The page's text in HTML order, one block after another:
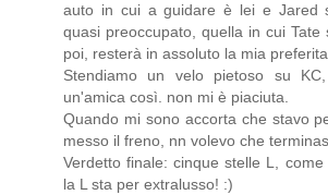
auto in cui a guidare è lei e Jared
quasi preoccupato, quella in cui Tate
poi, resterà in assoluto la mia
Stendiamo un velo pietoso su
un'amica così. non mi è piaciuta.
Quando mi sono accorta che stavo
messo il freno, nn volevo che
Verdetto finale: cinque stelle L,
la L sta per extralusso! :)